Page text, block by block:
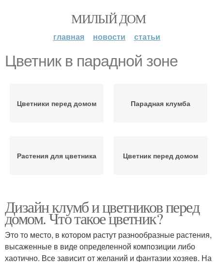
МИЛЫЙ ДОМ
главная новости статьи
Цветник в парадной зоне
Цветники перед домом Парадная клумба
Растения для цветника Цветник перед домом
Дизайн клумб и цветников перед
домом. Что такое цветник?
Это то место, в котором растут разнообразные растения,
высаженные в виде определенной композиции либо
хаотично. Все зависит от желаний и фантазии хозяев. На